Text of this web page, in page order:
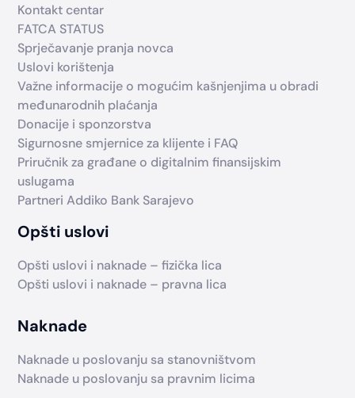
Kontakt centar
FATCA STATUS
Sprječavanje pranja novca
Uslovi korištenja
Važne informacije o mogućim kašnjenjima u obradi
međunarodnih plaćanja
Donacije i sponzorstva
Sigurnosne smjernice za klijente i FAQ
Priručnik za građane o digitalnim finansijskim
uslugama
Partneri Addiko Bank Sarajevo
Opšti uslovi
Opšti uslovi i naknade – fizička lica
Opšti uslovi i naknade – pravna lica
Naknade
Naknade u poslovanju sa stanovništvom
Naknade u poslovanju sa pravnim licima